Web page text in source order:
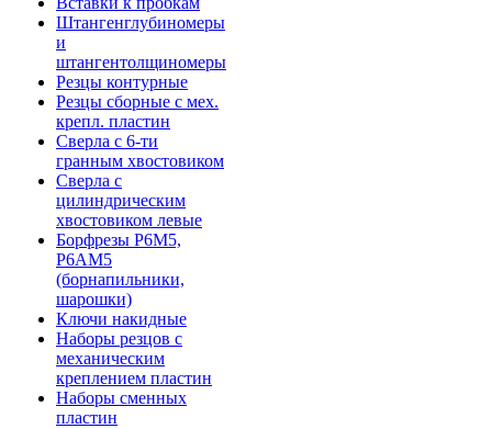
Штангенглубиномеры
и
штангентолщиномеры
Резцы контурные
Резцы сборные с мех.
крепл. пластин
Сверла с 6-ти
гранным хвостовиком
Сверла с
цилиндрическим
хвостовиком левые
Борфрезы Р6М5,
Р6АМ5
(борнапильники,
шарошки)
Ключи накидные
Наборы резцов с
механическим
креплением пластин
Наборы сменных
пластин